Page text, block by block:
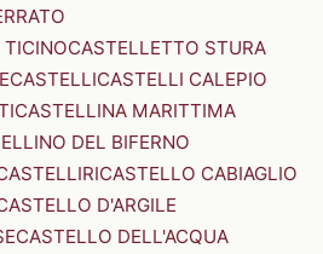
CASTELLETTO STURA
CASTELLICASTELLI CALEPIO
CASTELLINA MARITTIMA
DEL BIFERNO
CASTELLO CABIAGLIO
D'ARGILE
CASTELLO DELL'ACQUA